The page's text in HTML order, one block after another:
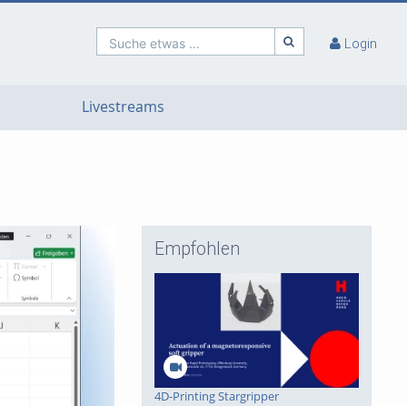
Suche etwas ... Login
Livestreams
Empfohlen
4D-Printing Stargripper